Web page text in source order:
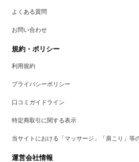
よくある質問
お問い合わせ
規約・ポリシー
利用規約
プライバシーポリシー
口コミガイドライン
特定商取引に関する表示
当サイトにおける「マッサージ」「肩こり」等
運営会社情報